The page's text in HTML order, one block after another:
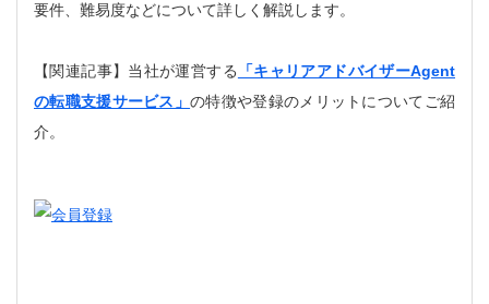
要件、難易度などについて詳しく解説します。
【関連記事】当社が運営する
「キャリアアドバイザーAgent
の転職支援サービス」の特徴や登録のメリットについてご紹
介。